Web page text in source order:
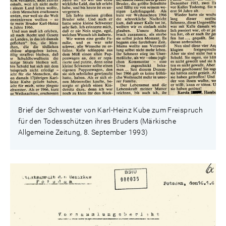
Brief der Schwester von Karl-Heinz Kube zum Freispruch
für den Todesschützen ihres Bruders (Märkische
Allgemeine Zeitung, 8. September 1993)